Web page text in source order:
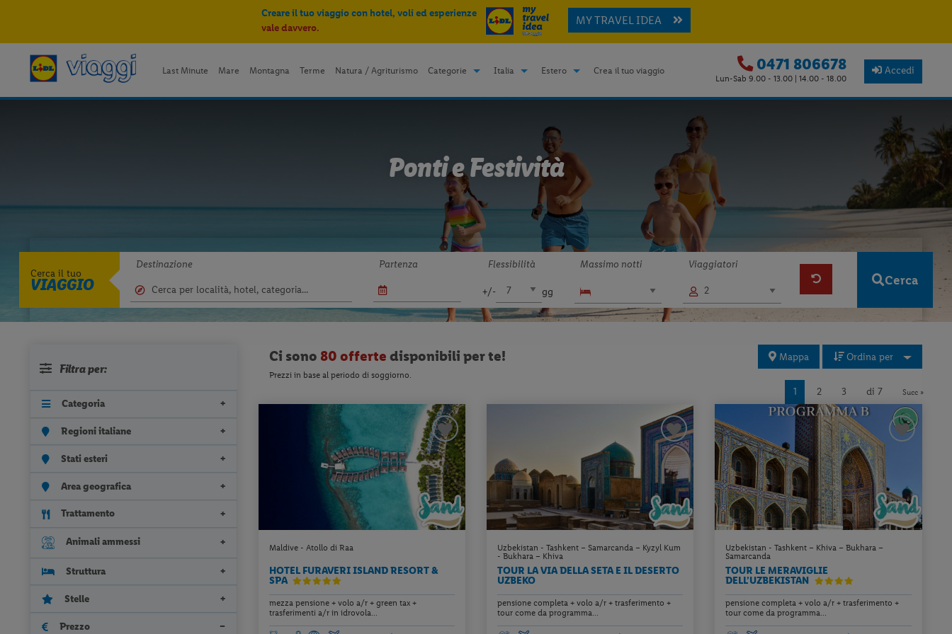
Creare il tuo viaggio con hotel, voli ed esperienze
vale davvero.
MY TRAVEL IDEA
Last Minute Mare Montagna Terme Natura / Agriturismo Categorie Italia Estero Crea il tuo viaggio 0471 806678
Lun-Sab 9.00 - 13.00 | 14.00 - 18.00
Accedi
Ponti e Festività
Cerca il tuo
VIAGGIO
Destinazione Partenza Flessibilità
+/- gg
Massimo notti Viaggiatori
Cerca
Filtra per:
Categoria
Regioni italiane
Stati esteri
Area geografica
Trattamento
Animali ammessi
Struttura
Stelle
Prezzo
Ci sono 80 offerte disponibili per te!
Prezzi in base al periodo di soggiorno.
Mappa Ordina per
1 2 3 di 7 Succ »
Maldive - Atollo di Raa
HOTEL FURAVERI ISLAND RESORT &
SPA
mezza pensione + volo a/r + green tax +
trasferimenti a/r in idrovola...
Uzbekistan - Tashkent – Samarcanda – Kyzyl Kum
- Bukhara – Khiva
TOUR LA VIA DELLA SETA E IL DESERTO
UZBEKO
pensione completa + volo a/r + trasferimento +
tour come da programma...
Uzbekistan - Tashkent – Khiva – Bukhara –
Samarcanda
TOUR LE MERAVIGLIE
DELL’UZBEKISTAN
pensione completa + volo a/r + trasferimento +
tour come da programma...